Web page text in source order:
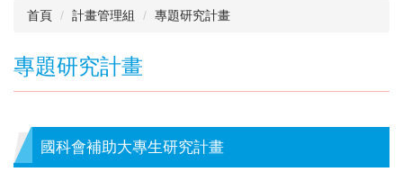
首頁 計畫管理組 專題研究計畫
專題研究計畫
國科會補助大專生研究計畫